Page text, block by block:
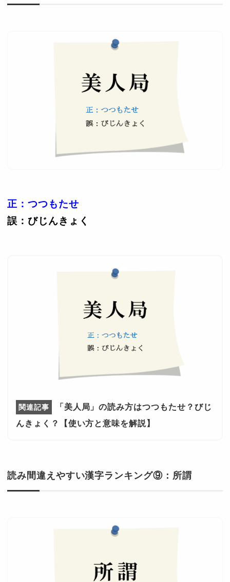
正：つつもたせ
誤：びじんきょく
「美人局」の読み方はつつもたせ？びじ
んきょく？【使い方と意味を解説】
読み間違えやすい漢字ランキング⑨：所謂